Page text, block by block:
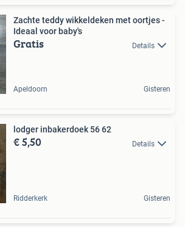
Zachte teddy wikkeldeken met oortjes -
Ideaal voor baby's
Gratis Details
Apeldoorn Gisteren
lodger inbakerdoek 56 62
€ 5,50 Details
Ridderkerk Gisteren